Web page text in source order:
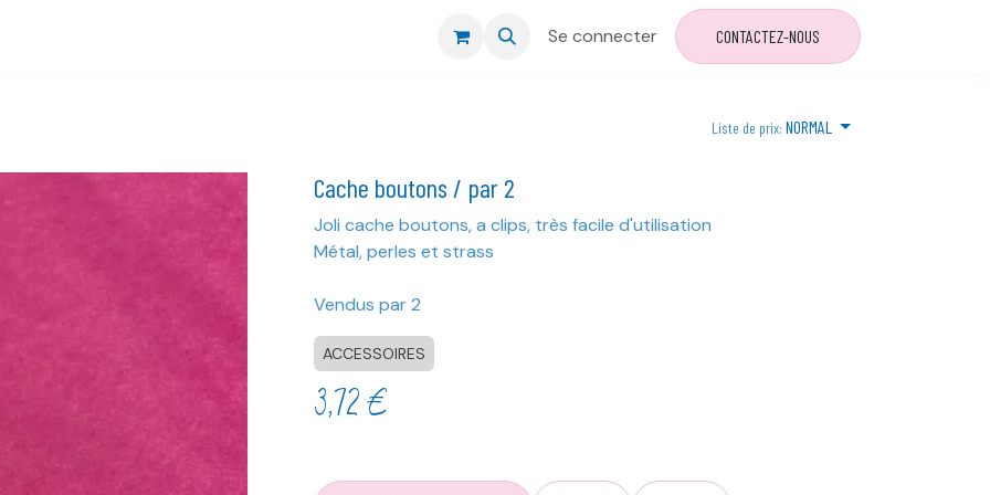
Livraison et retour Se connecter CONTACTEZ-NOUS
Liste de prix: NORMAL
Cache boutons / par 2
Joli cache boutons, a clips, très facile d'utilisation
Métal, perles et strass
Vendus par 2
ACCESSOIRES
3,72€